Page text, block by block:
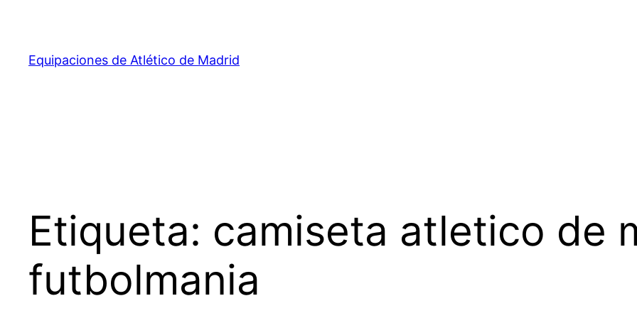
contenido
Equipaciones de Atlético de Madrid
Etiqueta: camiseta atletico de
futbolmania